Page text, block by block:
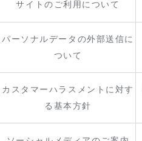
サイトのご利用について
パーソナルデータの外部送信に
ついて
カスタマーハラスメントに対す
る基本方針